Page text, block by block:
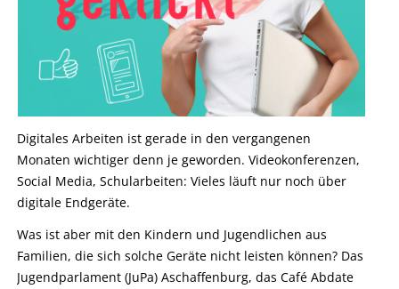
Digitales Arbeiten ist gerade in den vergangenen
Monaten wichtiger denn je geworden. Videokonferenzen,
Social Media, Schularbeiten: Vieles läuft nur noch über
digitale Endgeräte.
Was ist aber mit den Kindern und Jugendlichen aus
Familien, die sich solche Geräte nicht leisten können? Das
Jugendparlament (JuPa) Aschaffenburg, das Café Abdate